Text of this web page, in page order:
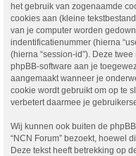
het gebruik van zogenaamde
cookies aan (kleine
van je computer worden
indentificatienummer (hierna
(hierna “session-id”). Deze
phpBB-software aan je
aangemaakt wanneer je
cookie wordt gebruikt om op te
verbetert daarmee je
Wij kunnen ook buiten de
“NCN Forum” bezoekt, hoewel
Deze tekst heeft betrekking op